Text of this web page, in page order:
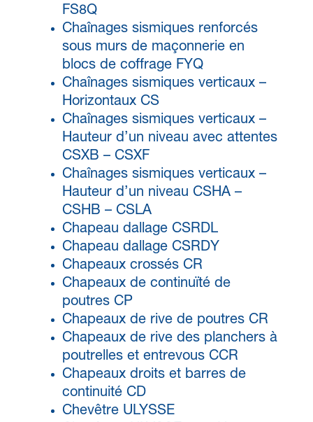
FS8Q
Chaînages sismiques renforcés
sous murs de maçonnerie en
blocs de coffrage FYQ
Chaînages sismiques verticaux –
Horizontaux CS
Chaînages sismiques verticaux –
Hauteur d’un niveau avec attentes
CSXB – CSXF
Chaînages sismiques verticaux –
Hauteur d’un niveau CSHA –
CSHB – CSLA
Chapeau dallage CSRDL
Chapeau dallage CSRDY
Chapeaux crossés CR
Chapeaux de continuïté de
poutres CP
Chapeaux de rive de poutres CR
Chapeaux de rive des planchers à
poutrelles et entrevous CCR
Chapeaux droits et barres de
continuité CD
Chevêtre ULYSSE